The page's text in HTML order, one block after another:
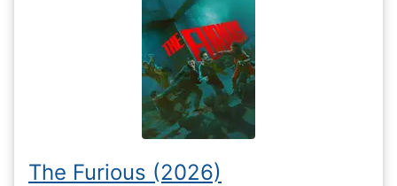
The Furious (2026)